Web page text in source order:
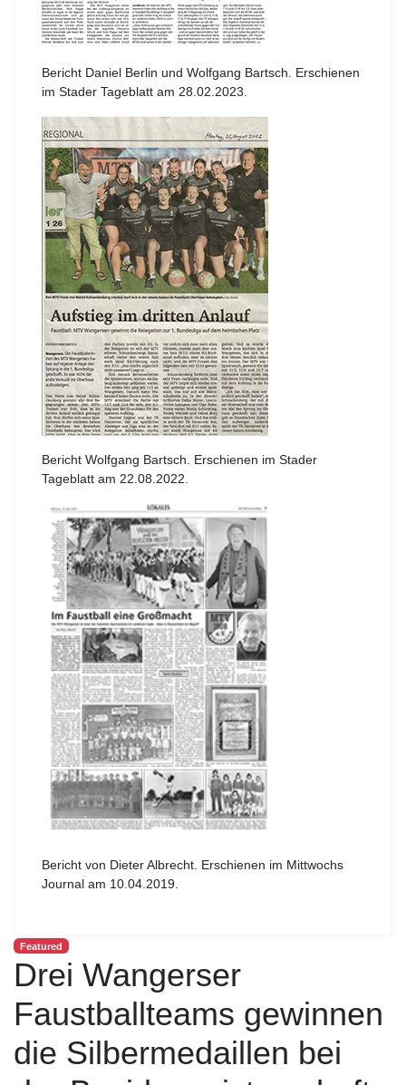
Bericht Daniel Berlin und Wolfgang Bartsch. Erschienen
im Stader Tageblatt am 28.02.2023.
Bericht Wolfgang Bartsch. Erschienen im Stader
Tageblatt am 22.08.2022.
Bericht von Dieter Albrecht. Erschienen im Mittwochs
Journal am 10.04.2019.
Featured
Drei Wangerser
Faustballteams gewinnen
die Silbermedaillen bei